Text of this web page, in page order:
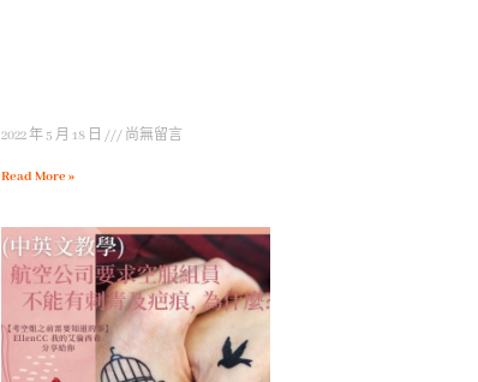
2022 年 5 月 18 日 尚無留言
Read More »